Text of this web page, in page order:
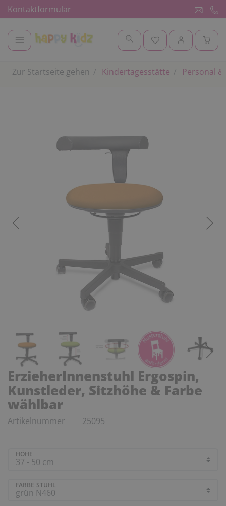
Kontaktformular
Zur Startseite gehen Kindertagesstätte Personal
ErzieherInnenstuhl Ergospin,
Kunstleder, Sitzhöhe & Farbe
wählbar
Artikelnummer 25095
HÖHE
FARBE STUHL